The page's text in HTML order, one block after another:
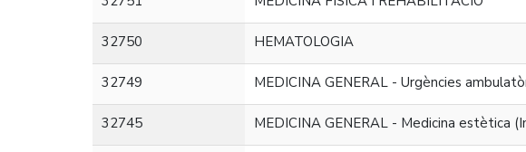
32750 HEMATOLOGIA
32749 MEDICINA GENERAL - Urgències
32745 MEDICINA GENERAL - Medicina estètica